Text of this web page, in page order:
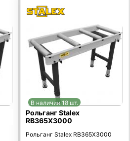
В наличии 18 шт.
Рольганг Stalex
RB365X3000
Рольганг Stalex RB365X3000